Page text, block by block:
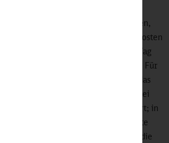
haben wir Ihnen alle Zahlungen,
haben, ausgenommen der Lieferkosten
binnen vierzehn Tagen ab dem Tag
die Retoure bei uns eingegangen ist. Für
wir dasselbe Zahlungsmittel, das
Transaktion eingesetzt haben, es sei
etwas anderes vereinbart; in
wegen dieser Rückzahlung Entgelte
Rückzahlung verweigern, bis wir die